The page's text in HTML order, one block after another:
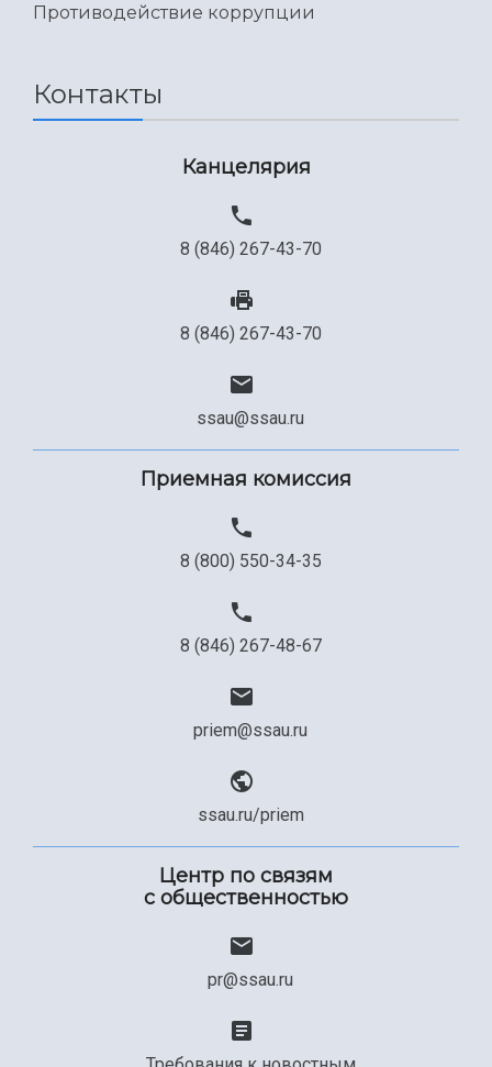
Противодействие коррупции
Контакты
Канцелярия
8 (846) 267-43-70
8 (846) 267-43-70
ssau@ssau.ru
Приемная комиссия
8 (800) 550-34-35
8 (846) 267-48-67
priem@ssau.ru
ssau.ru/priem
Центр по связям
с общественностью
pr@ssau.ru